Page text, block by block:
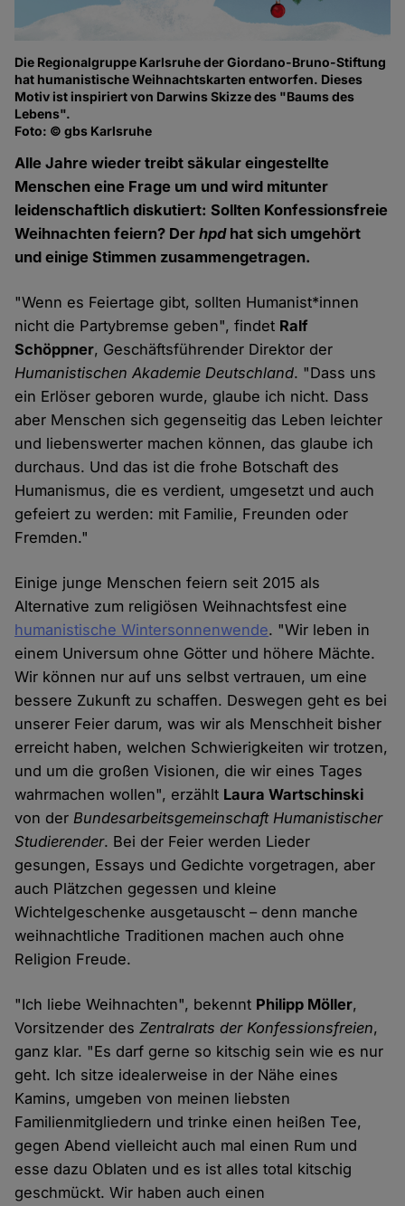
Die Regionalgruppe Karlsruhe der Giordano-Bruno-Stiftung
hat humanistische Weihnachtskarten entworfen. Dieses
Motiv ist inspiriert von Darwins Skizze des "Baums des
Lebens".
Foto: © gbs Karlsruhe
Alle Jahre wieder treibt säkular eingestellte
Menschen eine Frage um und wird mitunter
leidenschaftlich diskutiert: Sollten Konfessionsfreie
Weihnachten feiern? Derhpdhat sich umgehört
und einige Stimmen zusammengetragen.
"Wenn es Feiertage gibt, sollten Humanist*innen
nicht die Partybremse geben", findet Ralf
Schöppner, Geschäftsführender Direktor der
Humanistischen Akademie Deutschland. "Dass uns
ein Erlöser geboren wurde, glaube ich nicht. Dass
aber Menschen sich gegenseitig das Leben leichter
und liebenswerter machen können, das glaube ich
durchaus. Und das ist die frohe Botschaft des
Humanismus, die es verdient, umgesetzt und auch
gefeiert zu werden: mit Familie, Freunden oder
Fremden."
Einige junge Menschen feiern seit 2015 als
Alternative zum religiösen Weihnachtsfest eine
humanistische Wintersonnenwende. "Wir leben in
einem Universum ohne Götter und höhere Mächte.
Wir können nur auf uns selbst vertrauen, um eine
bessere Zukunft zu schaffen. Deswegen geht es bei
unserer Feier darum, was wir als Menschheit bisher
erreicht haben, welchen Schwierigkeiten wir trotzen,
und um die großen Visionen, die wir eines Tages
wahrmachen wollen", erzählt Laura Wartschinski
von derBundesarbeitsgemeinschaft Humanistischer
Studierender. Bei der Feier werden Lieder
gesungen, Essays und Gedichte vorgetragen, aber
auch Plätzchen gegessen und kleine
Wichtelgeschenke ausgetauscht – denn manche
weihnachtliche Traditionen machen auch ohne
Religion Freude.
"Ich liebe Weihnachten", bekennt Philipp Möller,
Vorsitzender desZentralrats der Konfessionsfreien,
ganz klar. "Es darf gerne so kitschig sein wie es nur
geht. Ich sitze idealerweise in der Nähe eines
Kamins, umgeben von meinen liebsten
Familienmitgliedern und trinke einen heißen Tee,
gegen Abend vielleicht auch mal einen Rum und
esse dazu Oblaten und es ist alles total kitschig
geschmückt. Wir haben auch einen